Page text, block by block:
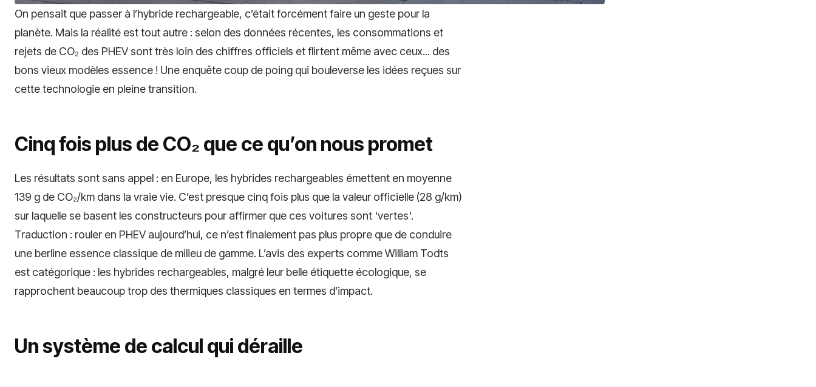
On pensait que passer à l’hybride rechargeable, c’était forcément faire un geste pour la
planète. Mais la réalité est tout autre : selon des données récentes, les consommations et
rejets de CO₂ des PHEV sont très loin des chiffres officiels et flirtent même avec ceux... des
bons vieux modèles essence ! Une enquête coup de poing qui bouleverse les idées reçues sur
cette technologie en pleine transition.
Cinq fois plus de CO₂ que ce qu’on nous promet
Les résultats sont sans appel : en Europe, les hybrides rechargeables émettent en moyenne
139 g de CO₂/km dans la vraie vie. C’est presque cinq fois plus que la valeur officielle (28 g/km)
sur laquelle se basent les constructeurs pour affirmer que ces voitures sont 'vertes'.
Traduction : rouler en PHEV aujourd’hui, ce n’est finalement pas plus propre que de conduire
une berline essence classique de milieu de gamme. L’avis des experts comme William Todts
est catégorique : les hybrides rechargeables, malgré leur belle étiquette écologique, se
rapprochent beaucoup trop des thermiques classiques en termes d’impact.
Un système de calcul qui déraille